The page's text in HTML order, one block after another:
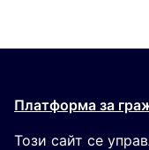
Платформа за
Този сайт се